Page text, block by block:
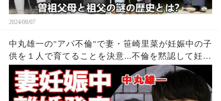
2024/08/07
中丸雄一の"アパ不倫"で妻・笹崎里菜が妊娠中の子
供を１人で育てることを決意...不倫を黙認して妊娠
を発表しなかった裏側に涙が零れ落ちた...『KAT-
TUN』亀梨和也の怒りの本音がヤバすぎた...